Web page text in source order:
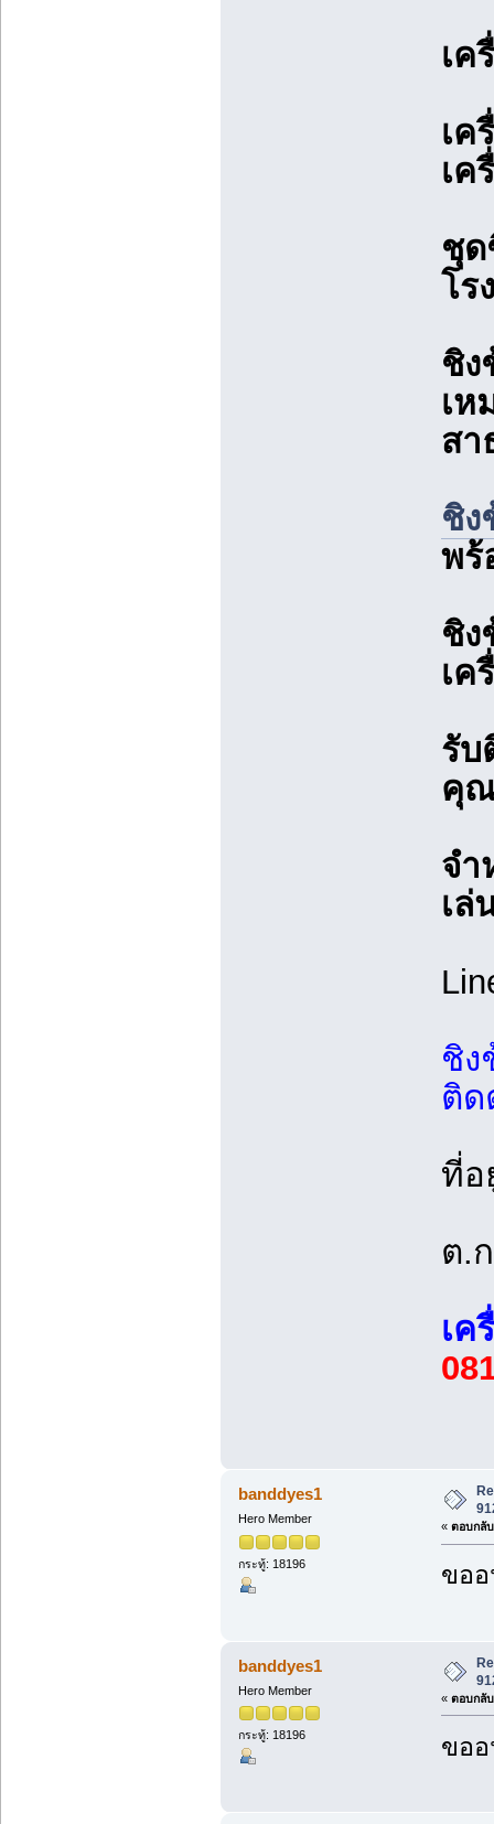
เค
เค
เค
ชุด
โร
ชิง
เห
สา
ชิง
พร้
ชิง
เค
รับ
คุ
จำ
เล่
ชิง
ติด
ที่
ต.
เค
banddyes1
Hero Member
กระทู้: 18196
« ตอบกลั
ขอ
banddyes1
Hero Member
กระทู้: 18196
« ตอบกลั
ขอ